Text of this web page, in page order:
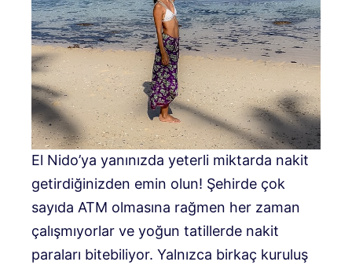
El Nido’ya yanınızda yeterli miktarda nakit
getirdiğinizden emin olun! Şehirde çok
sayıda ATM olmasına rağmen her zaman
çalışmıyorlar ve yoğun tatillerde nakit
paraları bitebiliyor. Yalnızca birkaç kuruluş